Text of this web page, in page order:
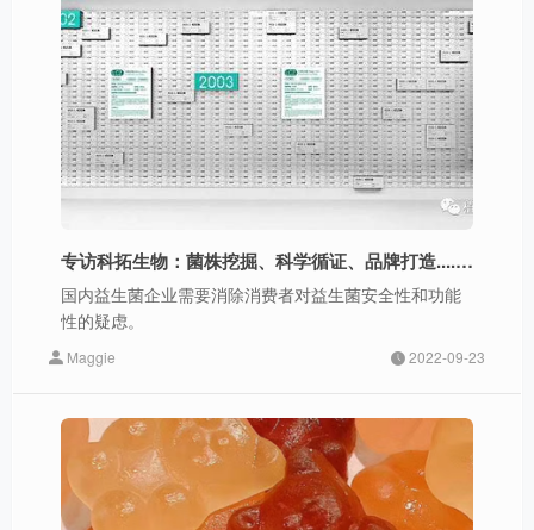
专访科拓生物：菌株挖掘、科学循证、品牌打造......“中国菌”的故事这么讲
国内益生菌企业需要消除消费者对益生菌安全性和功能
性的疑虑。
Maggie 2022-09-23